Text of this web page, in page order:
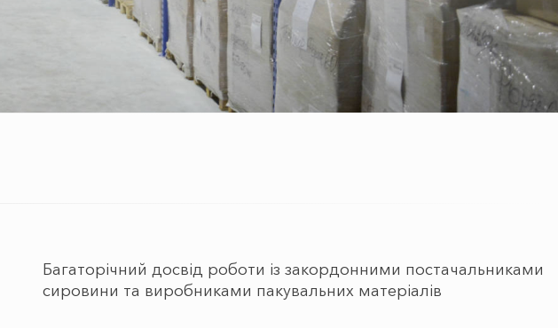
Багаторічний досвід роботи із закордонними постачальниками
сировини та виробниками пакувальних матеріалів